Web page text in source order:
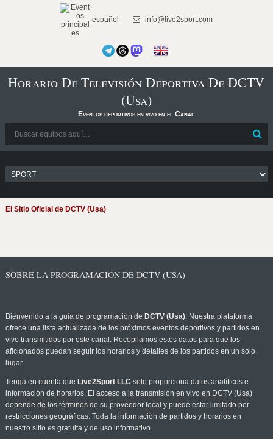
español info@live2sport.com
Horario De Televisión Deportiva De DCTV
(Usa)
Eventos deportivos en vivo en el Canal
El Sitio Oficial de DCTV (Usa)
SOBRE LA PROGRAMACIÓN DE DCTV (USA)
Bienvenido a la guía de programación de DCTV (Usa). Nuestra plataforma
ofrece una lista actualizada de los próximos eventos deportivos y partidos en
vivo transmitidos por este canal. Recopilamos estos datos para que los
aficionados puedan seguir los horarios y detalles de los partidos en un solo
lugar.
Tenga en cuenta que Live2Sport LLC solo proporciona datos analíticos e
información de horarios. El acceso a la transmisión en vivo en DCTV (Usa)
depende de los términos de su proveedor local y puede estar limitado por
restricciones geográficas. Toda la información de partidos y horarios en
nuestro sitio es gratuita y de uso informativo.